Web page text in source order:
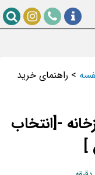
>راهنمای خرید
-[انتخاب